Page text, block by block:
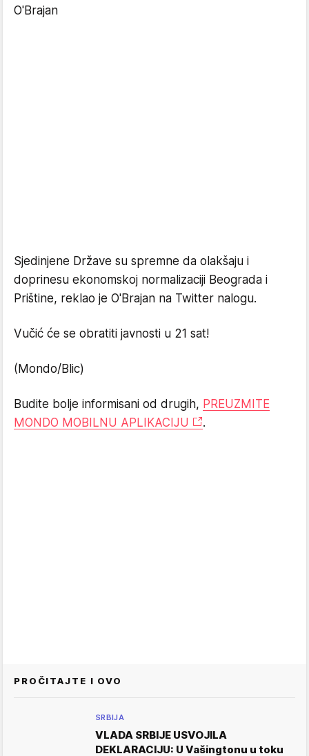
O'Brajan
Sjedinjene Države su spremne da olakšaju i
doprinesu ekonomskoj normalizaciji Beograda i
Prištine, reklao je O'Brajan na Twitter nalogu.
Vučić će se obratiti javnosti u 21 sat!
(Mondo/Blic)
Budite bolje informisani od drugih, PREUZMITE
MONDO MOBILNU APLIKACIJU
.
PROČITAJTE I OVO
SRBIJA
VLADA SRBIJE USVOJILA
DEKLARACIJU: U Vašingtonu u toku